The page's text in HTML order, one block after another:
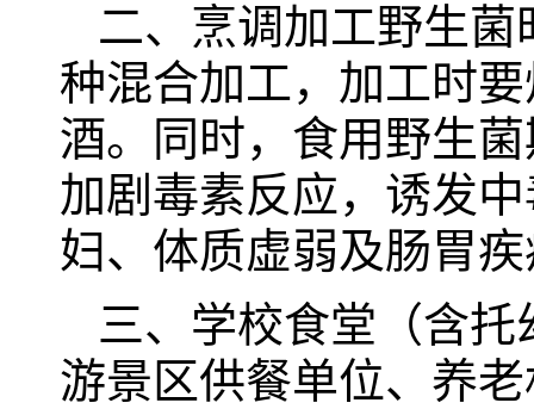
二、烹调加工野生
种混合加工，加工时
酒。同时，食用野生
加剧毒素反应，诱发
妇、体质虚弱及肠胃
三、学校食堂（含
游景区供餐单位、养